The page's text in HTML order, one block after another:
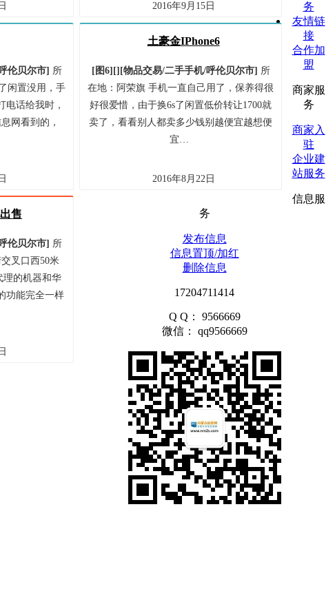
2016年9月15日
伦贝尔市] 所
闲置没用，手
电话给我时，
网看到的，
土豪金IPhone6
[图6] [] [物品交易/二手手机/呼伦贝尔市] 所
在地：阿荣旗 手机一直自己用了，保养得很
好很爱惜，由于换6s了闲置低价转让1700就
卖了，看看别人都卖多少钱别越便宜越想便
宜…
2016年8月22日
售
伦贝尔市] 所
叉口西50米
理的机器和华
功能完全一样
务
友情链
接
合作加
盟
商家服
务
商家入
驻
企业建
站服务
信息服
务
发布信息
信息置顶/加红
删除信息
17204711414
Q Q： 9566669
微信： qq9566669